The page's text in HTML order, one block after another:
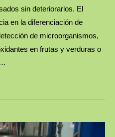
sin deteriorarlos. El
en la diferenciación de
de microorganismos,
en frutas y verduras o